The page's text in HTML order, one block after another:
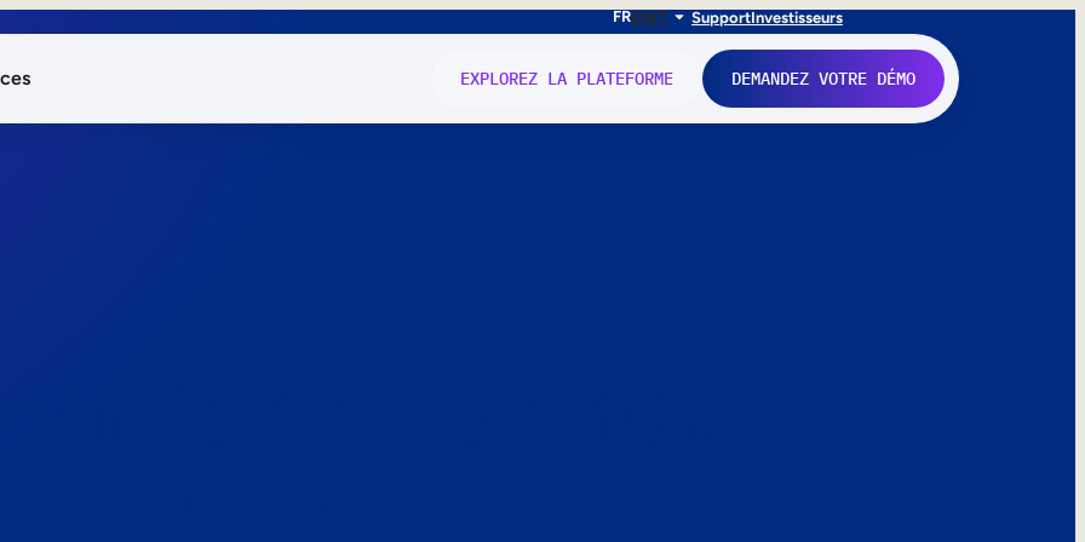
FRENIT SupportInvestisseurs
EXPLOREZ LA PLATEFORME DEMANDEZ VOTRE DÉMO